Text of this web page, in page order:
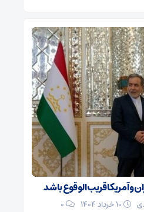
و آمریکا قریب‌الوقوع باشد
0